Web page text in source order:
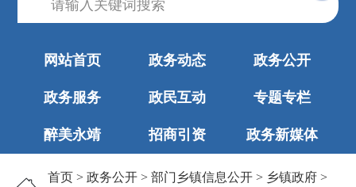
网站首页 政务动态 政务公开
政务服务 政民互动 专题专栏
醉美永靖 招商引资 政务新媒体
首页 > 政务公开 > 部门乡镇信息公开 > 乡镇政府 >